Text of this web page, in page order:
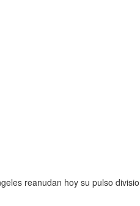
reanudan hoy su pulso